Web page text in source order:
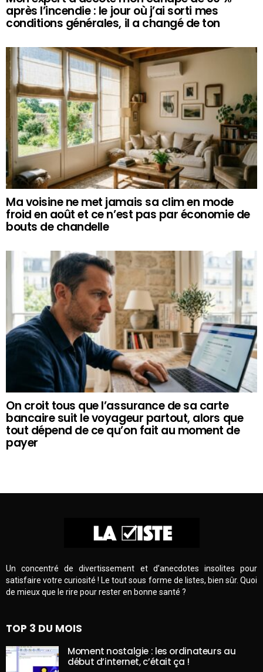
après l’incendie : le jour où j’ai sorti mes
conditions générales, il a changé de ton
Ma voisine ne met jamais sa clim en mode
froid en août et ce n’est pas par économie de
bouts de chandelle
On croit tous que l’assurance de sa carte
bancaire suit le voyageur partout, alors que
tout dépend de ce qu’on fait au moment de
payer
Un concentré de divertissement et d’anecdotes insolites pour
satisfaire votre curiosité ! Le tout sous forme de listes, bien sûr. Quoi
de mieux que le rire pour rester en bonne santé ?
TOP 3 DU MOIS
Moment nostalgie : les ordinateurs au
début d’internet, c’était ça !